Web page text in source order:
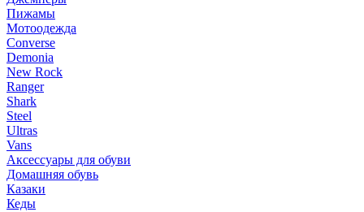
Пижамы
Мотоодежда
Converse
Demonia
New Rock
Ranger
Shark
Steel
Ultras
Vans
Аксессуары для обуви
Домашняя обувь
Казаки
Кеды